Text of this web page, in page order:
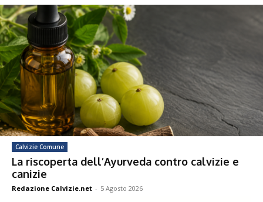
Calvizie Comune
La riscoperta dell’Ayurveda contro calvizie e
canizie
Redazione Calvizie.net - 5 Agosto 2026